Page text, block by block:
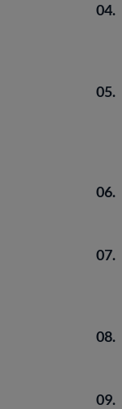
04.
05.
06.
07.
08.
09.